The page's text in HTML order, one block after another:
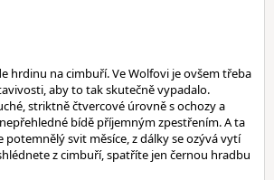
hrdinu na cimbuří. Ve Wolfovi je ovšem třeba
aby to tak skutečně vypadalo.
striktně čtvercové úrovně s ochozy a
bídě příjemným zpestřením. A ta
potemnělý svit měsíce, z dálky se ozývá vytí
z cimbuří, spatříte jen černou hradbu